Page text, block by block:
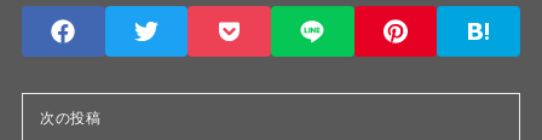
次の投稿